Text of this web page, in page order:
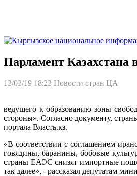
Парламент
13/03/19 18:23 Новости стран ЦА
ведущего к образованию зоны
стороны». Согласно документу,
портала Власть.кз.
«В соответствии с соглашением
говядины, баранины, бобовые
страны ЕАЭС снизят импортные
так далее», - рассказал депутатам